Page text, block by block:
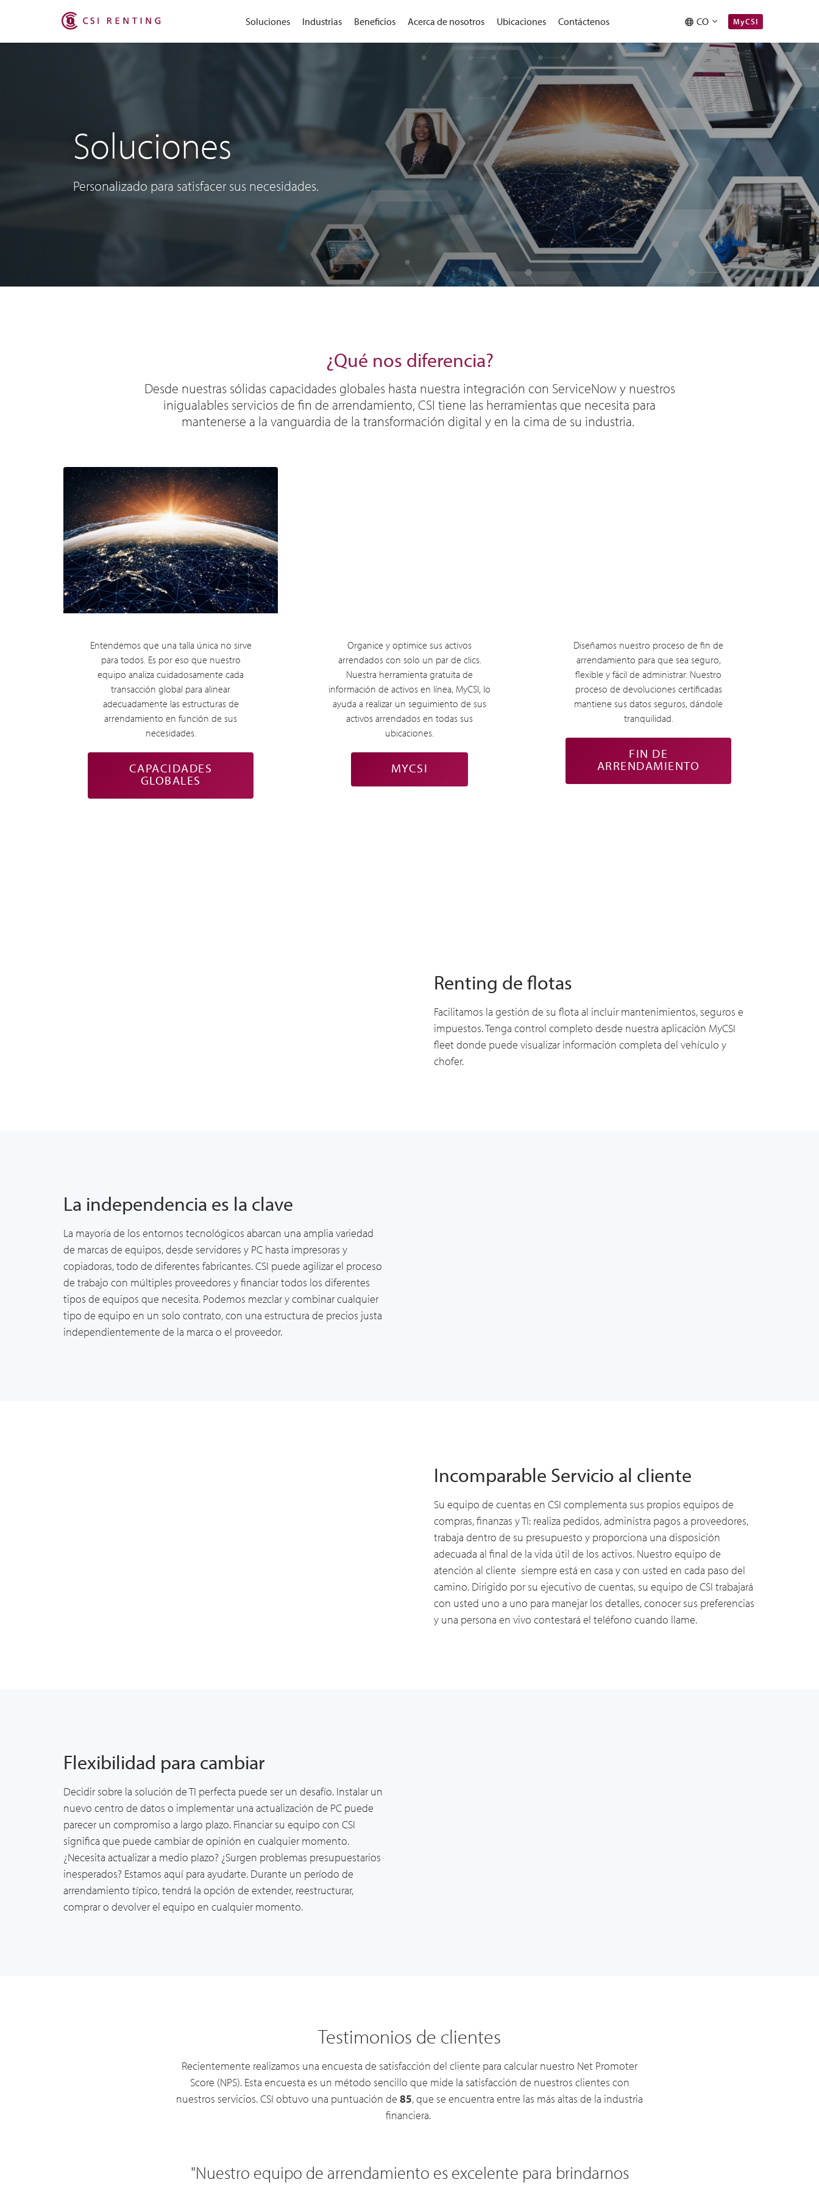
Soluciones Industrias Beneficios Acerca de nosotros Ubicaciones Contáctenos CO MyCSI
Soluciones
Personalizado para satisfacer sus necesidades.
¿Qué nos diferencia?
Desde nuestras sólidas capacidades globales hasta nuestra integración con ServiceNow y nuestros
inigualables servicios de fin de arrendamiento, CSI tiene las herramientas que necesita para
mantenerse a la vanguardia de la transformación digital y en la cima de su industria.
Entendemos que una talla única no sirve
para todos. Es por eso que nuestro
equipo analiza cuidadosamente cada
transacción global para alinear
adecuadamente las estructuras de
arrendamiento en función de sus
necesidades.
CAPACIDADES
GLOBALES
Organice y optimice sus activos
arrendados con solo un par de clics.
Nuestra herramienta gratuita de
información de activos en línea, MyCSI, lo
ayuda a realizar un seguimiento de sus
activos arrendados en todas sus
ubicaciones.
MYCSI
Diseñamos nuestro proceso de fin de
arrendamiento para que sea seguro,
flexible y fácil de administrar. Nuestro
proceso de devoluciones certificadas
mantiene sus datos seguros, dándole
tranquilidad.
FIN DE
ARRENDAMIENTO
Renting de flotas
Facilitamos la gestión de su flota al incluir mantenimientos, seguros e
impuestos. Tenga control completo desde nuestra aplicación MyCSI
fleet donde puede visualizar información completa del vehículo y
chofer.
La independencia es la clave
La mayoría de los entornos tecnológicos abarcan una amplia variedad
de marcas de equipos, desde servidores y PC hasta impresoras y
copiadoras, todo de diferentes fabricantes. CSI puede agilizar el proceso
de trabajo con múltiples proveedores yfinanciar todos los diferentes
tipos de equipos que necesita. Podemos mezclar y combinar cualquier
tipo de equipo en un solo contrato, con una estructura de precios justa
independientemente de la marca o el proveedor.
Incomparable Servicio al cliente
Su equipo de cuentas en CSI complementa sus propios equipos de
compras, finanzas y TI: realiza pedidos, administra pagos a proveedores,
trabaja dentro de su presupuesto y proporciona una disposición
adecuada al final de la vida útil de los activos. Nuestro equipo de
atención al cliente siempre está en casa y con usted en cada paso del
camino. Dirigido por su ejecutivo de cuentas, su equipo de CSI trabajará
con usted uno a uno para manejar los detalles, conocer sus preferencias
y una persona en vivo contestará el teléfono cuando llame.
Flexibilidad para cambiar
Decidir sobre la solución de TI perfecta puede ser un desafío. Instalar un
nuevo centro de datos o implementar una actualización de PC puede
parecer un compromiso a largo plazo. Financiar su equipo con CSI
significa que puede cambiar de opinión en cualquier momento.
¿Necesita actualizar a medio plazo? ¿Surgen problemas presupuestarios
inesperados? Estamos aquí para ayudarte. Durante un período de
arrendamiento típico, tendrá la opción de extender, reestructurar,
comprar o devolver el equipo en cualquier momento.
Testimonios de clientes
Recientemente realizamos una encuesta de satisfacción del cliente para calcular nuestro Net Promoter
Score (NPS). Esta encuesta es un método sencillo que mide la satisfacción de nuestros clientes con
nuestros servicios. CSI obtuvo una puntuación de 85, que se encuentra entre las más altas de la industria
financiera.
"Todo el equipo de CSI ha sido increíble ayudándonos a entender